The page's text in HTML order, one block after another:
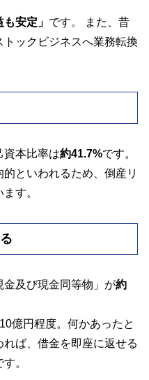
も安定」 です。 また、昔
ックビジネスへ業務転換
資本比率は約41.7%です。
といわれるため、倒産リ
す。
及び現金同等物」が約
億円程度。何かあったと
ば、借金を即座に返せる
。